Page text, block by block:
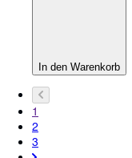
In den Warenkorb
1
2
3